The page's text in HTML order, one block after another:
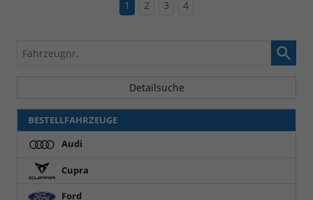
1 2 3 4
Fahrzeugnr.
Detailsuche
BESTELLFAHRZEUGE
Audi
Cupra
Ford